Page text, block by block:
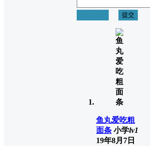
提交
鱼丸爱吃粗
面条 小学lv1
19年8月7日